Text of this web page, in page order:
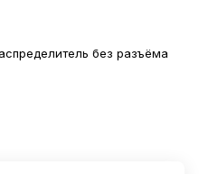
без разъёма